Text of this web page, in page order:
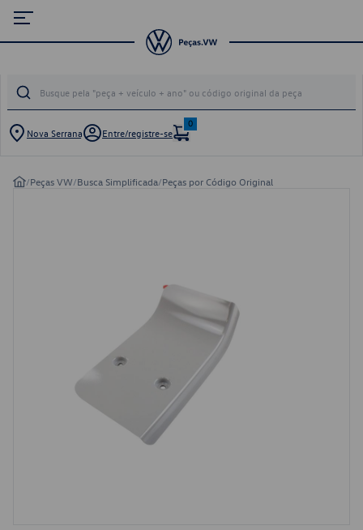
Nova Serrana Entre/registre-se
0
/Peças VW/Busca Simplificada/Peças por Código Original